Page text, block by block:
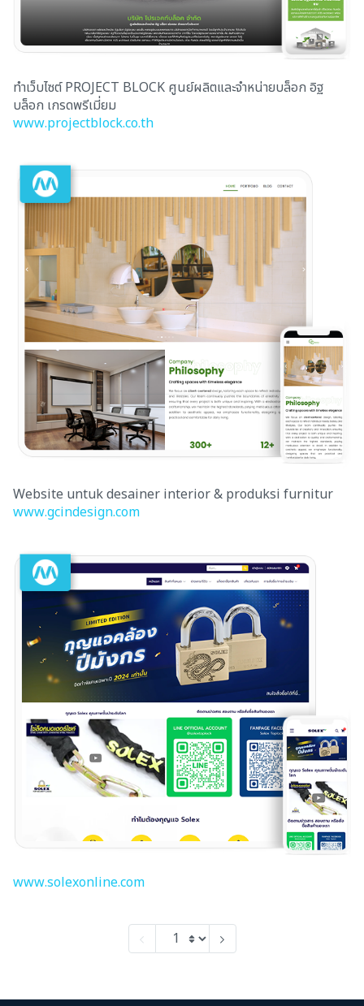
ทำเว็บไซต์ PROJECT BLOCK ศูนย์ผลิตและจำหน่ายบล็อก อิฐ
บล็อก เกรดพรีเมี่ยม
www.projectblock.co.th
Website untuk desainer interior & produksi furnitur
www.gcindesign.com
www.solexonline.com